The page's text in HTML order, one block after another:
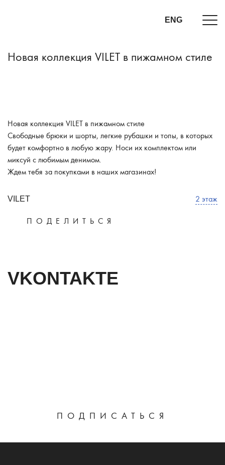
ENG
Новая коллекция VILET в пижамном стиле
VILET 2 этаж
ПОДЕЛИТЬСЯ
Новая коллекция VILET в пижамном стиле
Свободные брюки и шорты, легкие рубашки и топы, в которых
будет комфортно в любую жару. Носи их комплектом или
миксуй с любимым денимом.
Ждем тебя за покупками в наших магазинах!
VKONTAKTE
ПОДПИСАТЬСЯ